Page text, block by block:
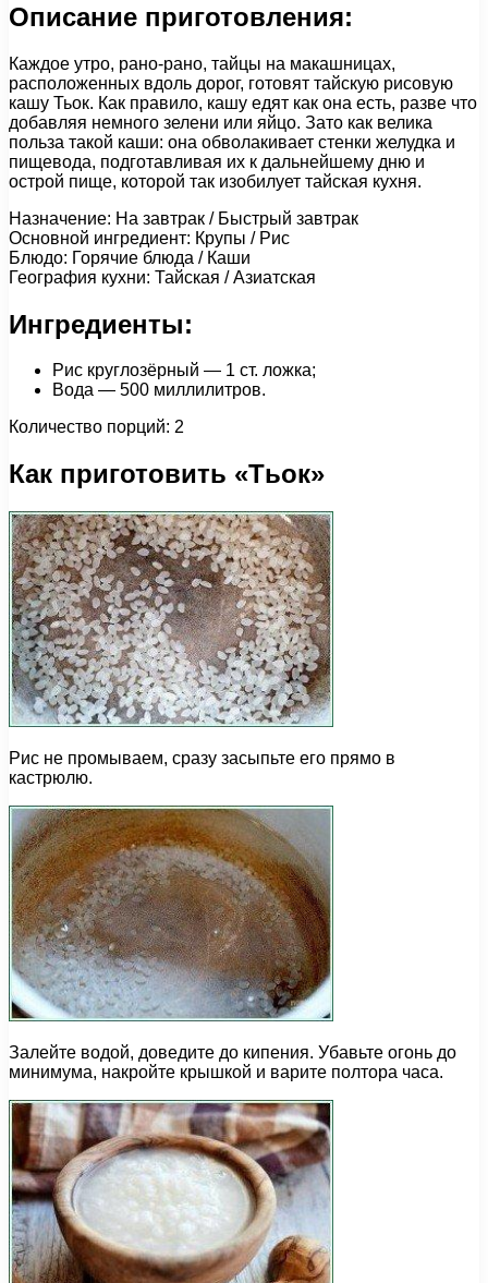
Описание приготовления:
Каждое утро, рано-рано, тайцы на макашницах,
расположенных вдоль дорог, готовят тайскую рисовую
кашу Тьок. Как правило, кашу едят как она есть, разве что
добавляя немного зелени или яйцо. Зато как велика
польза такой каши: она обволакивает стенки желудка и
пищевода, подготавливая их к дальнейшему дню и
острой пище, которой так изобилует тайская кухня.
Назначение: На завтрак / Быстрый завтрак
Основной ингредиент: Крупы / Рис
Блюдо: Горячие блюда / Каши
География кухни: Тайская / Азиатская
Ингредиенты:
Рис круглозёрный — 1 ст. ложка;
Вода — 500 миллилитров.
Количество порций: 2
Как приготовить «Тьок»
Рис не промываем, сразу засыпьте его прямо в
кастрюлю.
Залейте водой, доведите до кипения. Убавьте огонь до
минимума, накройте крышкой и варите полтора часа.